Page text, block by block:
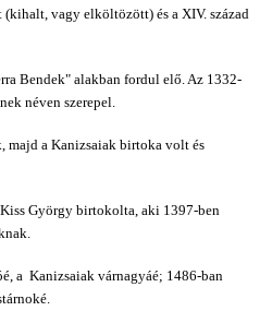
vagy elköltözött) és a XIV. század
Bendek" alakban fordul elő. Az 1332-
néven szerepel.
majd a Kanizsaiak birtoka volt és
György birtokolta, aki 1397-ben
a Kanizsaiak várnagyáé; 1486-ban